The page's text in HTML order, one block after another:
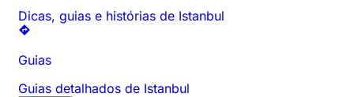
Dicas, guias e histórias de Istanbul
Guias
Guias detalhados de Istanbul